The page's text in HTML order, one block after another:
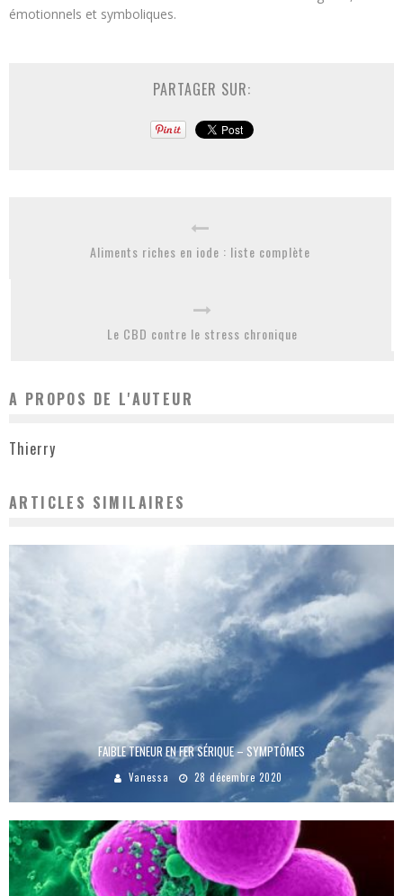
émotionnels et symboliques.
PARTAGER SUR:
Aliments riches en iode : liste complète
Le CBD contre le stress chronique
A PROPOS DE L'AUTEUR
Thierry
ARTICLES SIMILAIRES
FAIBLE TENEUR EN FER SÉRIQUE – SYMPTÔMES
Vanessa 28 décembre 2020